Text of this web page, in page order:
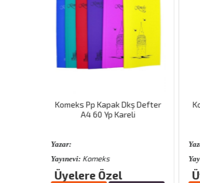
Komeks Pp Kapak Spr Defter
A4 72 Yp Çizgisiz
Yazar:
Yayınevi:Komeks
Üyelere Özel